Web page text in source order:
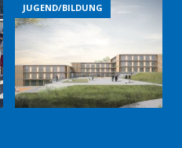
JUGEND/BILDUNG